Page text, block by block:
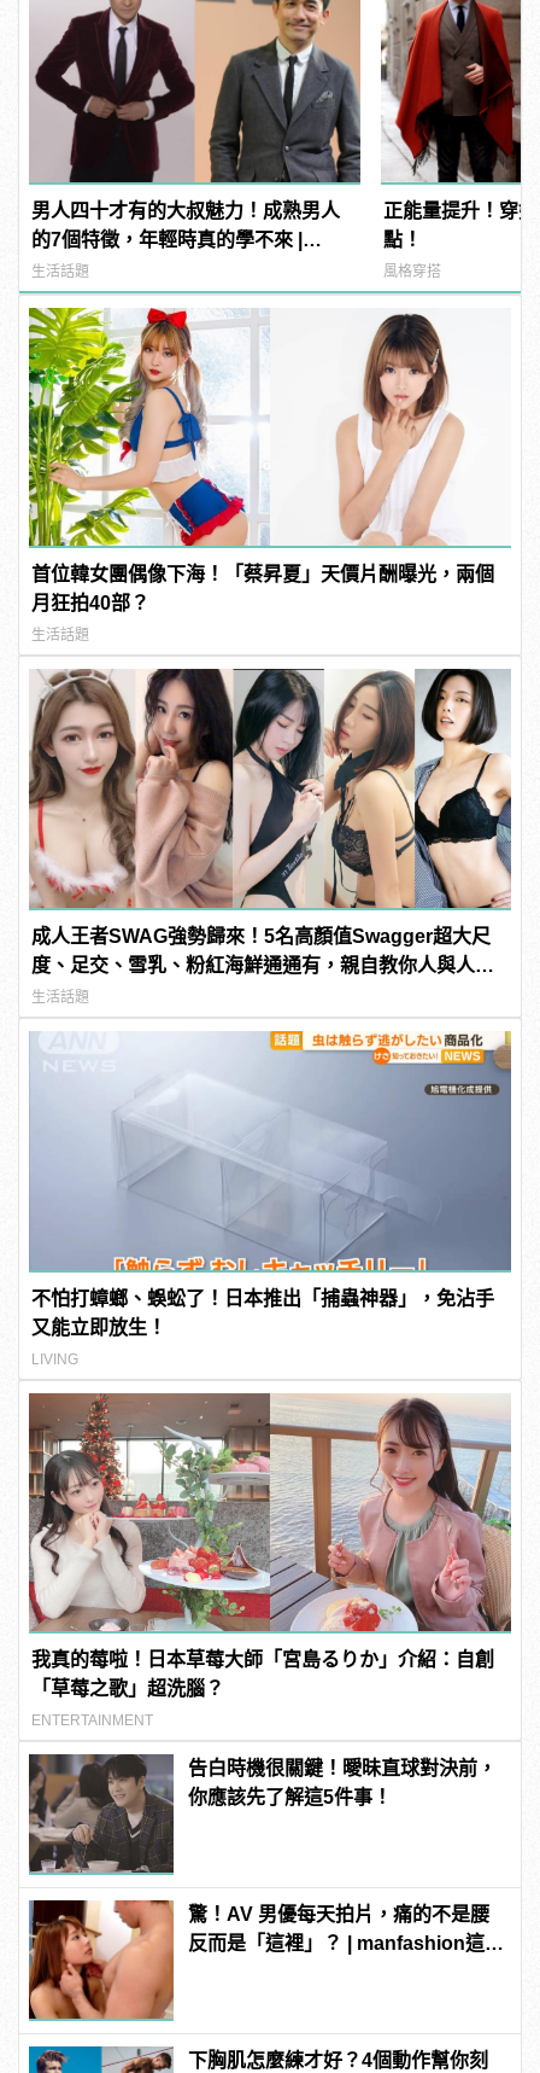
男人四十才有的大叔魅力！成熟男人
的7個特徵，年輕時真的學不來 |
manfashion這樣變型男
生活話題
正能量提升！穿
點！
風格穿搭
首位韓女團偶像下海！「蔡昇夏」天價片酬曝光，兩個
月狂拍40部？
生活話題
成人王者SWAG強勢歸來！5名高顏值Swagger超大尺
度、足交、雪乳、粉紅海鮮通通有，親自教你人與人的
連結！ | manfashion這樣變型男
生活話題
不怕打蟑螂、蜈蚣了！日本推出「捕蟲神器」，免沾手
又能立即放生！
LIVING
我真的莓啦！日本草莓大師「宮島るりか」介紹：自創
「草莓之歌」超洗腦？
ENTERTAINMENT
告白時機很關鍵！曖昧直球對決前，
你應該先了解這5件事！
驚！AV 男優每天拍片，痛的不是腰
反而是「這裡」？ | manfashion這樣
下胸肌怎麼練才好？4個動作幫你刻